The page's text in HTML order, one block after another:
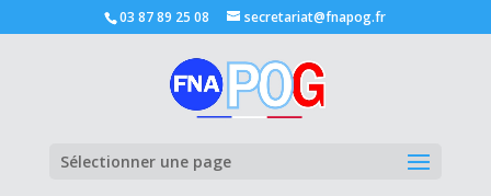
03 87 89 25 08 secretariat@fnapog.fr
Sélectionner une page